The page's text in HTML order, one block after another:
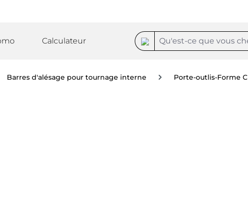
Calculateur
Barres d'alésage pour tournage interne Porte-outlis-Forme C